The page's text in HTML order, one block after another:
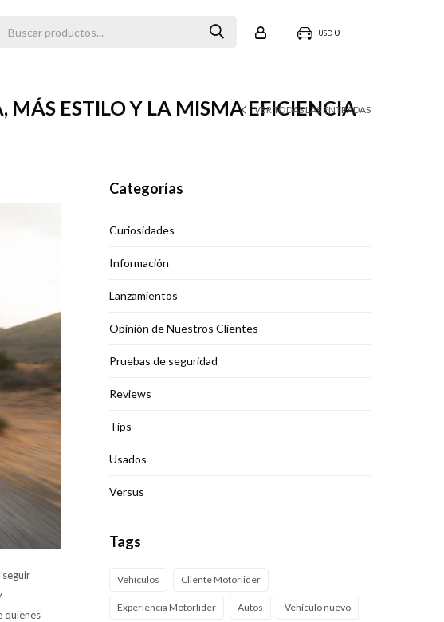
USD 0
MÁS ESTILO Y LA MISMA EFICIENCIA
VER TODAS LAS ENTRADAS
quienes
Categorías
Curiosidades
Información
Lanzamientos
Opinión de Nuestros Clientes
Pruebas de seguridad
Reviews
Tips
Usados
Versus
Tags
Vehículos Cliente Motorlider
Experiencia Motorlider Autos Vehículo nuevo